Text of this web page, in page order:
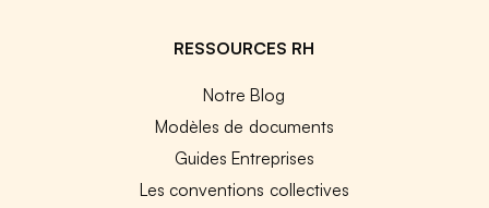
RESSOURCES RH
Notre Blog
Modèles de documents
Guides Entreprises
Les conventions collectives